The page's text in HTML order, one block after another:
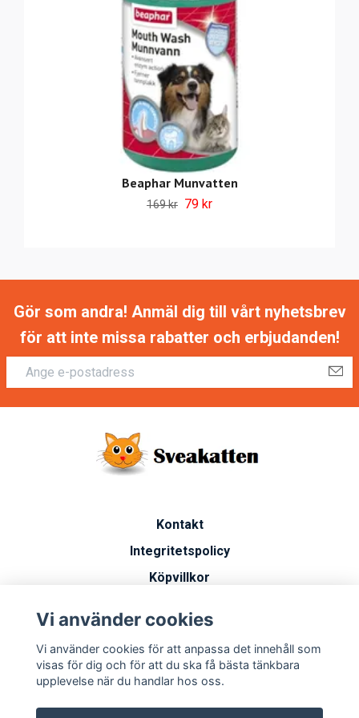
Beaphar Munvatten
169 kr 79 kr
Gör som andra! Anmäl dig till vårt nyhetsbrev
för att inte missa rabatter och erbjudanden!
Kontakt
Integritetspolicy
Köpvillkor
Vanliga frågor
Miljöarbete
Vi använder cookies
Vi använder cookies för att anpassa det innehåll som
visas för dig och för att du ska få bästa tänkbara
upplevelse när du handlar hos oss.